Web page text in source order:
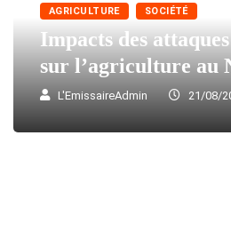
AGRICULTURE SOCIÉTÉ
Impacts des
sur l’agriculture au
L'EmissaireAdmin 21/08/